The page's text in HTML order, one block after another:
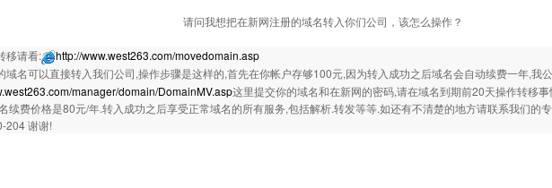
请问我想把在新网注册的域名转入你们公司，该怎么操作？
移请看:
http://www.west263.com/movedomain.asp
域名可以直接转入我们公司,操作步骤是这样的,首先在你帐户存够100元,因为转入成功之后域名会自动续费一年,我
manager/domain/DomainMV.asp这里提交你的域名和在新网的密码,请在域名到期前20天操作转移
续费价格是80元/年.转入成功之后享受正常域名的所有服务,包括解析.转发等等.如还有不清楚的地方请联系我们的
204 谢谢!